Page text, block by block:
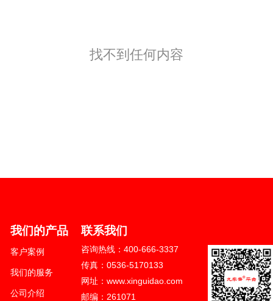
找不到任何内容
健康东街10179号
666-3337
站建设/网站制作/网站设计等服务
我们的产品
客户案例
我们的服务
公司介绍
联系我们
咨询热线：400-666-3337
传真：0536-5170133
网址：www.xinguidao.com
邮编：261071